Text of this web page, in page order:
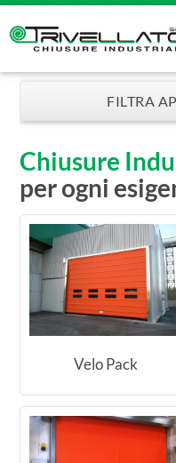
FILTRA
Chiusure
per ogni
Velo Pack